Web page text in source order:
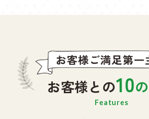
お客様との10の
Features